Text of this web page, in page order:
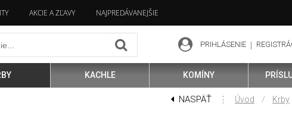
AKCIE A ZĽAVY NAJPREDÁVANEJŠIE
KACHLE KOMÍNY
PRIHLÁSENIE
NASPÄŤ ⋮ Úvod / Krby